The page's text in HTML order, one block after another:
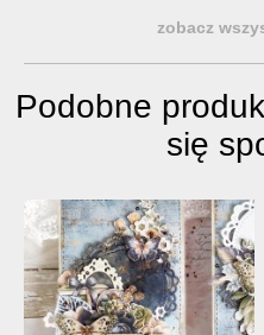
zobacz
Podobne
się